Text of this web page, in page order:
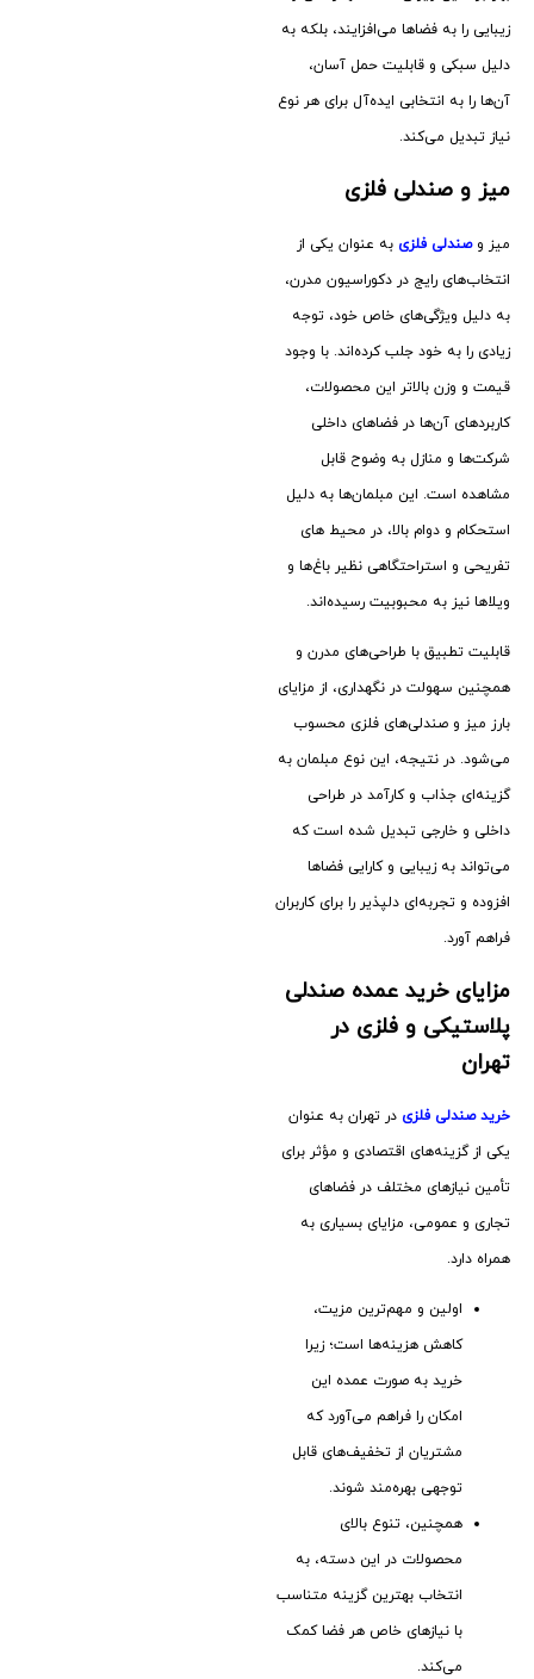
زیبایی را به فضاها می‌افزایند، بلکه به
دلیل سبکی و قابلیت حمل آسان،
آن‌ها را به انتخابی ایده‌آل برای هر نوع
نیاز تبدیل می‌کند.
میز و صندلی فلزی
میز وصندلی‌ فلزی به عنوان یکی از
انتخاب‌های رایج در دکوراسیون مدرن،
به دلیل ویژگی‌های خاص خود، توجه
زیادی را به خود جلب کرده‌اند. با وجود
قیمت و وزن بالاتر این محصولات،
کاربردهای آن‌ها در فضاهای داخلی
شرکت‌ها و منازل به وضوح قابل
مشاهده است. این مبلمان‌ها به دلیل
استحکام و دوام بالا، در محیط‌ های
تفریحی و استراحتگاهی نظیر باغ‌ها و
ویلاها نیز به محبوبیت رسیده‌اند.
قابلیت تطبیق با طراحی‌های مدرن و
همچنین سهولت در نگهداری، از مزایای
بارز میز و صندلی‌های فلزی محسوب
می‌شود. در نتیجه، این نوع مبلمان به
گزینه‌ای جذاب و کارآمد در طراحی
داخلی و خارجی تبدیل شده است که
می‌تواند به زیبایی و کارایی فضاها
افزوده و تجربه‌ای دلپذیر را برای کاربران
فراهم آورد.
مزایای خرید عمده صندلی
پلاستیکی و فلزی در
تهران
خرید صندلی فلزی در تهران به عنوان
یکی از گزینه‌های اقتصادی و مؤثر برای
تأمین نیازهای مختلف در فضاهای
تجاری و عمومی، مزایای بسیاری به
همراه دارد.
اولین و مهم‌ترین مزیت،
کاهش هزینه‌ها است؛ زیرا
خرید به صورت عمده این
امکان را فراهم می‌آورد که
مشتریان از تخفیف‌های قابل
توجهی بهره‌مند شوند.
همچنین، تنوع بالای
محصولات در این دسته، به
انتخاب بهترین گزینه متناسب
با نیازهای خاص هر فضا کمک
می‌کند.